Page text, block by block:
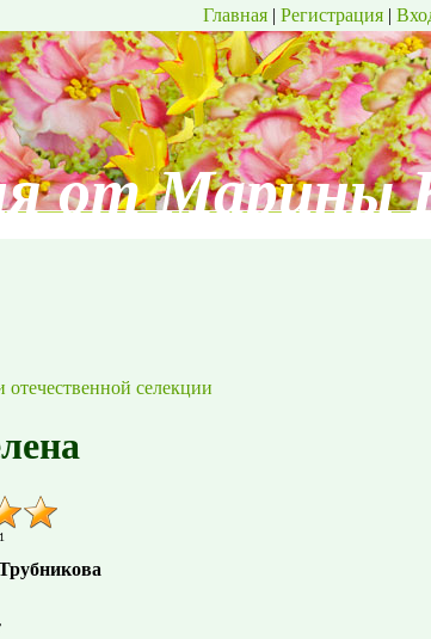
Главная | Регистрация |
от Марины
селекции
1